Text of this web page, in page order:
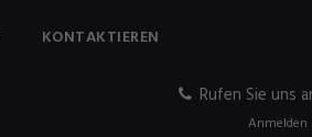
KONTAKTIEREN
Rufen Sie uns
Anmelden